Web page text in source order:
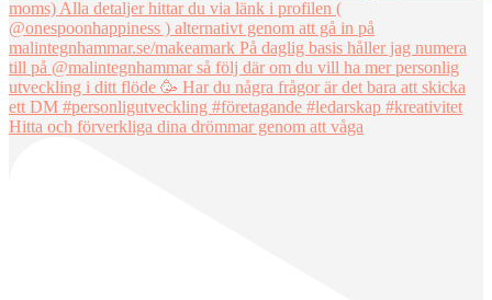
Hitta och förverkliga dina drömmar genom att våga